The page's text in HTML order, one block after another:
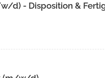
d) - Disposition &